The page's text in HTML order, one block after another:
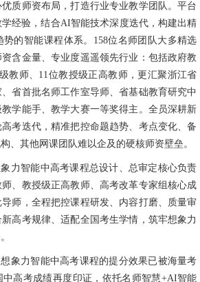
质师资布局，打造行业专业教学团队。平台
经验，结合AI智能技术深度迭代，构建出精
的智能课程体系。158位名师团队大多精选
含金量、专业度遥遥领先行业：包括政府教
教师、11位教授级正高教师，更汇聚浙江省
省首批名师工作室导师、省基础教育研究中
学能手、教学大赛一等奖得主。全员深耕新
考迭代，精准把控命题趋势、考点变化、备
、其他网课团队难以企及的硬核师资壁垒。
力智能中高考课程总设计、总审定核心负责
、教授级正高教师、高考改革专家组核心成
师，全程把控课程研发、内容打磨、质量审
高考规律、适配全国考生学情，筑牢想象力
象力智能中高考课程的提分效果已被海量考
中高考成绩再度印证，依托名师智慧+AI智能